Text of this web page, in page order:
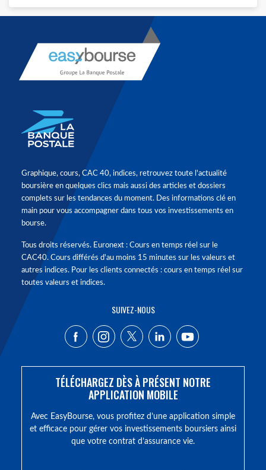
Graphique, cours, CAC 40, indices, retrouvez toute l'actualité
boursière en quelques clics mais aussi des articles et dossiers
complets sur les tendances du moment. Des informations clé en
main pour vous accompagner dans tous vos investissements en
bourse.
Tous droits réservés. Euronext : Cours en temps réel sur le
CAC40. Cours différés d'au moins 15 minutes sur les valeurs et
autres indices. Pour les clients connectés : cours en temps réel sur
toutes valeurs et indices.
SUIVEZ-NOUS
TÉLÉCHARGEZ DÈS À PRÉSENT NOTRE
APPLICATION MOBILE
Avec EasyBourse, vous profitez d’une application simple
et efficace pour gérer vos investissements boursiers ainsi
que votre contrat d’assurance vie.